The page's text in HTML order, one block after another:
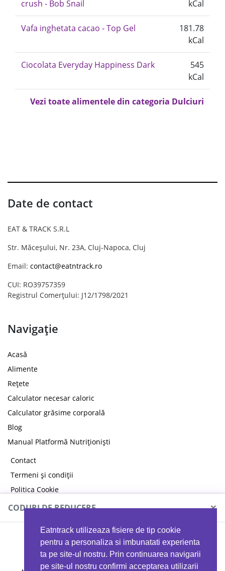
Eatntrack utilizeaza fisiere de tip cookie
pentru a personaliza si imbunatati experienta
ta pe site-ul nostru. Prin continuarea navigarii
pe site-ul nostru confirmi acceptarea utilizarii
crush - Bob Snail
kCal
Vafa inghetata cacao - Top Gel
181.78
kCal
Ciocolata Everyday Happiness Dark
545
kCal
Vezi toate alimentele din categoria Dulciuri
Date de contact
EAT & TRACK S.R.L
Str. Măceșului, Nr. 23A, Cluj-Napoca, Cluj
Email: contact@eatntrack.ro
CUI: RO39757359
Registrul Comerțului: J12/1798/2021
Navigație
Acasă
Alimente
Rețete
Calculator necesar caloric
Calculator grăsime corporală
Blog
Manual Platformă Nutriționiști
Contact
Termeni și condiții
Politica Cookie
Politica de confidențialitate
CODURI DE REDUCERE ×
MYPROTEIN